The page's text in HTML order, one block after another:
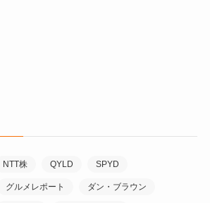
NTT株 QYLD SPYD
グルメレポート ダン・ブラウン